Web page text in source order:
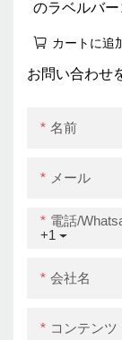
のラベル​​バ
ートWiFiイン
ージラベル
カートに追
お問い合わせ
名前
メール
+1
電話/
会社名
コンテンツ